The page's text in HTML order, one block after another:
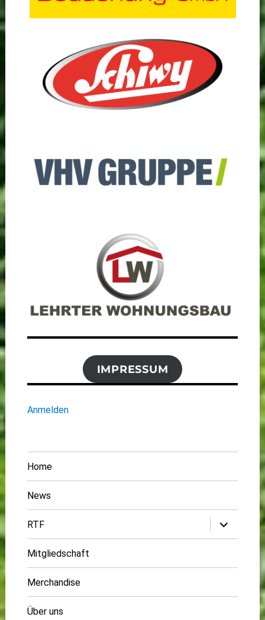
IMPRESSUM
Anmelden
Home
News
RTF
Untermenü
öffnen
Mitgliedschaft
Merchandise
Über uns